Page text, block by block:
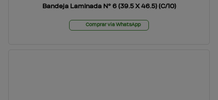
Bandeja Laminada Nº 6 (39.5 X 46.5) (C/10)
Comprar via WhatsApp